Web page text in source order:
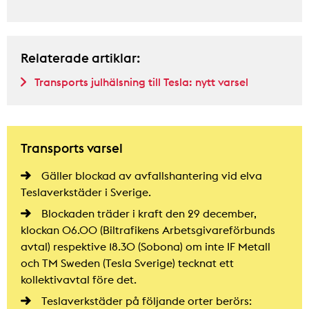
Relaterade artiklar:
Transports julhälsning till Tesla: nytt varsel
Transports varsel
Gäller blockad av avfallshantering vid elva
Teslaverkstäder i Sverige.
Blockaden träder i kraft den 29 december,
klockan 06.00 (Biltrafikens Arbetsgivareförbunds
avtal) respektive 18.30 (Sobona) om inte IF Metall
och TM Sweden (Tesla Sverige) tecknat ett
kollektivavtal före det.
Teslaverkstäder på följande orter berörs: